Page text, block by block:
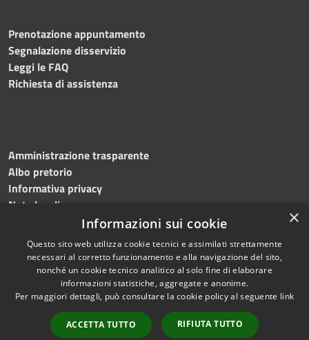
Prenotazione appuntamento
Segnalazione disservizio
Leggi le FAQ
Richiesta di assistenza
Amministrazione trasparente
Albo pretorio
Informativa privacy
Note legali
Dichiarazione di accessibilità
Accessibilità
Copyright © 2026 • Comune di
Flumeri • Powered by
Municipium•
Accesso
×
Informazioni sui cookie
Questo sito web utilizza cookie tecnici e assimilati strettamente
necessari al corretto funzionamento e alla navigazione del sito,
nonché un cookie tecnico analitico al solo fine di elaborare
informazioni statistiche, aggregate e anonime.
Per maggiori dettagli, può consultare la cookie policy al seguente link
ACCETTA TUTTO RIFIUTA TUTTO